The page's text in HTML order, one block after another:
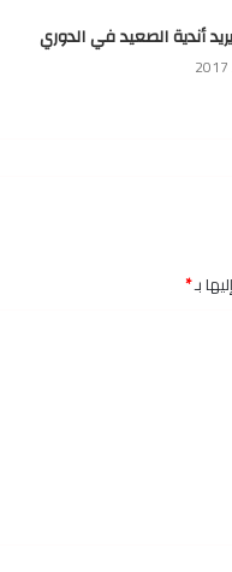
أندية الصعيد في الدوري
بـ*